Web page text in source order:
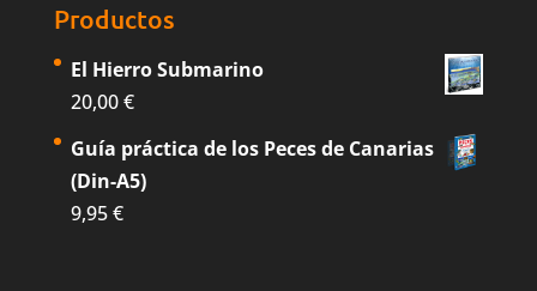
Productos
El Hierro Submarino
20,00€
Guía práctica de los Peces de Canarias
(Din-A5)
9,95€